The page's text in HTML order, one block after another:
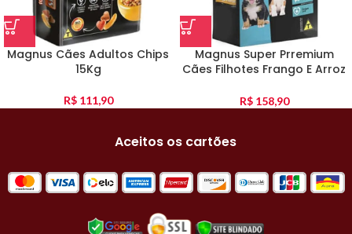
Magnus Cães Adultos Chips
15Kg
R$111,90
Magnus Super Prremium
Cães Filhotes Frango E Arroz
R$158,90
Aceitos os cartões